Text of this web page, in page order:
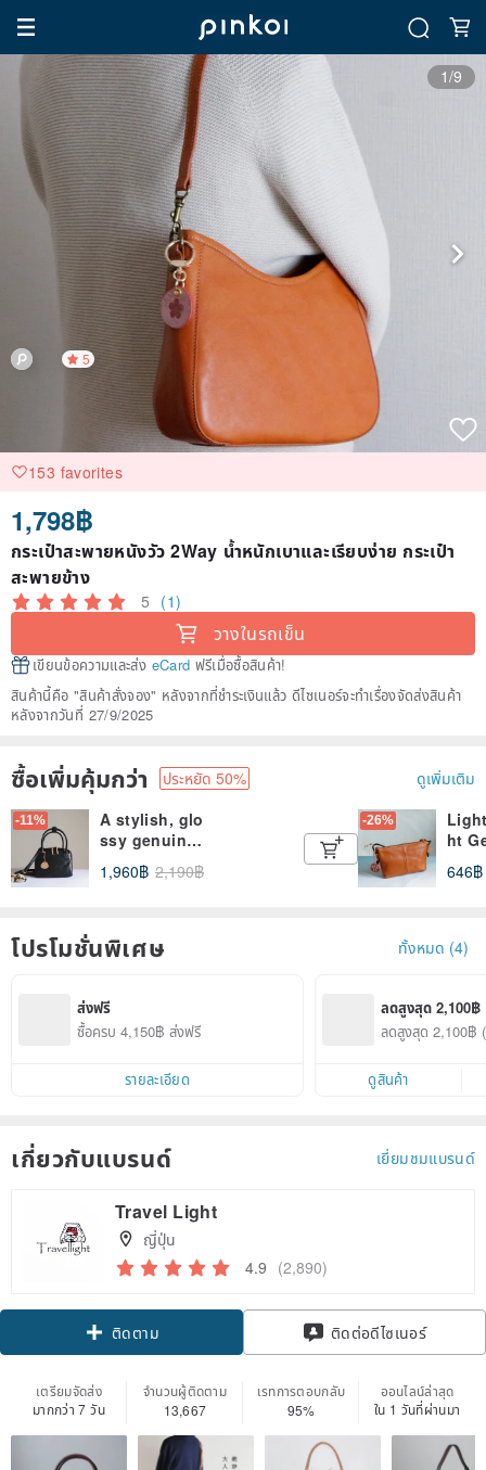
1/9
5
153 favorites
1,798฿
กระเป๋าสะพายหนังวัว 2Way น้ำหนักเบาและเรียบง่าย กระเป๋า
สะพายข้าง
5 (1)
วางในรถเข็น
เขียนข้อความและส่ง eCard ฟรีเมื่อซื้อสินค้า!
สินค้านี้คือ "สินค้าสั่งจอง" หลังจากที่ชำระเงินแล้ว ดีไซเนอร์จะทำเรื่องจัดส่งสินค้า
หลังจากวันที่ 27/9/2025
ซื้อเพิ่มคุ้มกว่า ประหยัด 50% ดูเพิ่มเติม
-11%
A stylish, glo
ssy genuine
leather hand
bag that can
or a 2-way s
houlder ba
black.
1,960฿ 2,190฿
-26%
ht
e
r
ts
646฿
โปรโมชั่นพิเศษ ทั้งหมด (4)
ส่งฟรี
ซื้อครบ 4,150฿ ส่งฟรี
รายละเอียด
ลดสูงสุด 2,100฿
ลดสูงสุด 2,100฿ (
ดูสินค้า
เกี่ยวกับแบรนด์ เยี่ยมชมแบรนด์
Travel Light
ญี่ปุ่น
4.9 (2,890)
ติดตาม ติดต่อดีไซเนอร์
เตรียมจัดส่ง
มากกว่า 7 วัน
จำนวนผู้ติดตาม
13,667
เรทการตอบกลับ
95%
ออนไลน์ล่าสุด
ใน 1 วันที่ผ่านมา